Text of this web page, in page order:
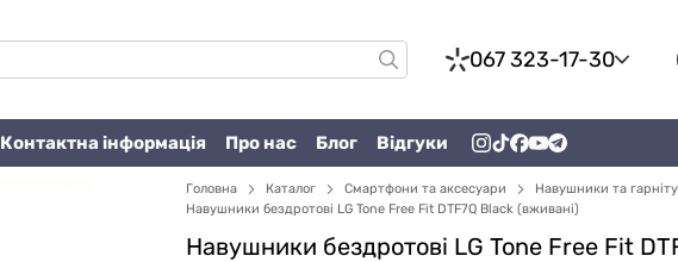
067 323-17-30
Контактна інформація Про нас Блог Відгуки
Головна Каталог Смартфони та аксесуари Навушники та
Навушники бездротові LG Tone Free Fit DTF7Q Black (вживані)
Навушники бездротові LG Tone Free Fit